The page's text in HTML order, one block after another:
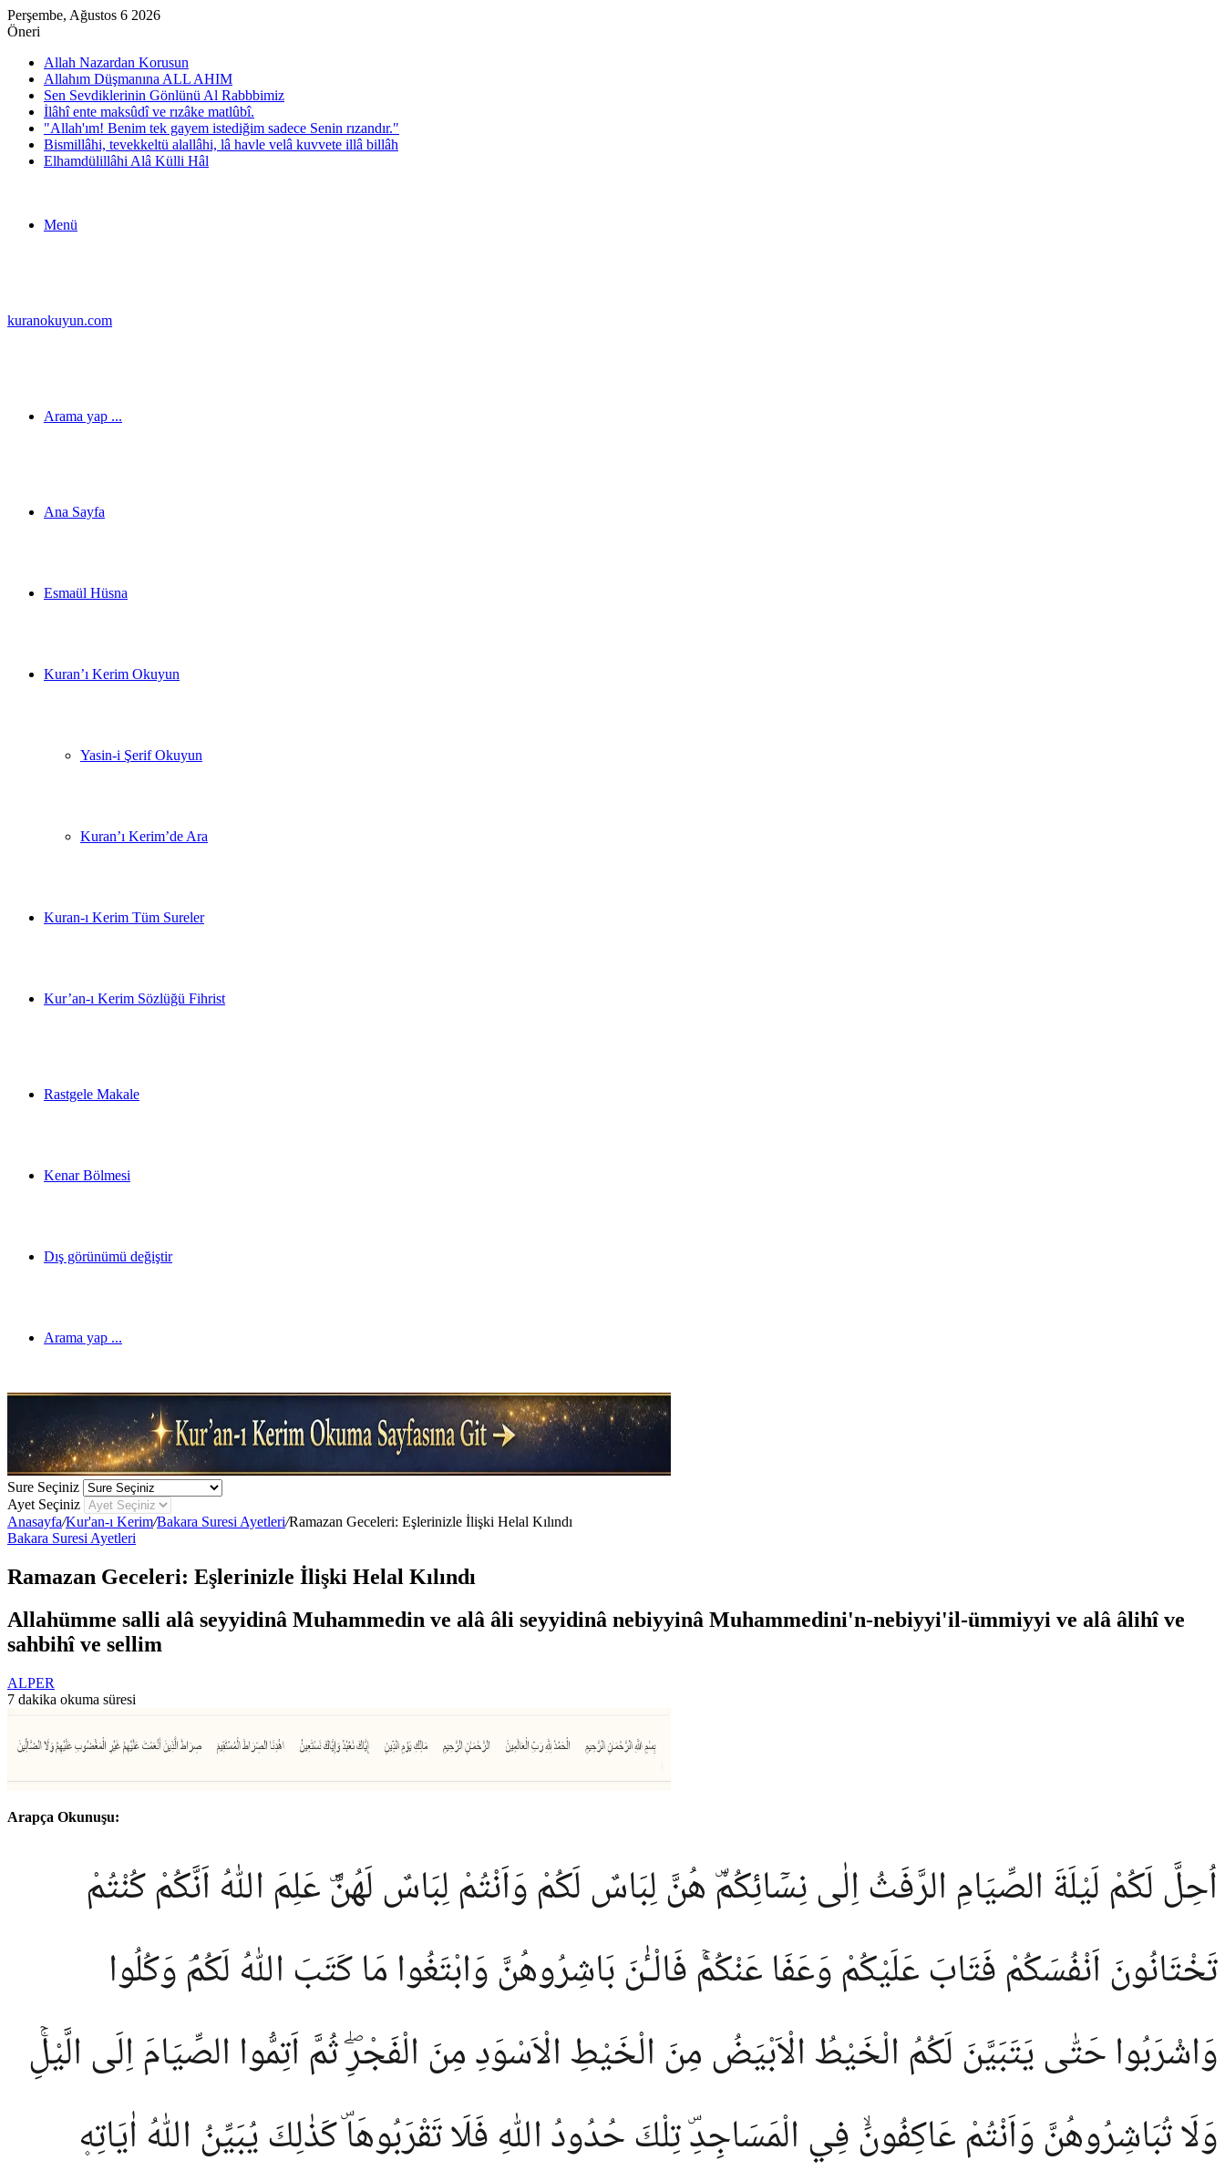
Perşembe, Ağustos 6 2026
Öneri
Allah Nazardan Korusun
Allahım Düşmanına ALL AHIM
Sen Sevdiklerinin Gönlünü Al Rabbbimiz
İlâhî ente maksûdî ve rızâke matlûbî.
"Allah'ım! Benim tek gayem istediğim sadece Senin rızandır."
Bismillâhi, tevekkeltü alallâhi, lâ havle velâ kuvvete illâ billâh
Elhamdülillâhi Alâ Külli Hâl
Menü
kuranokuyun.com
Arama yap ...
Ana Sayfa
Esmaül Hüsna
Kuran’ı Kerim Okuyun
Yasin-i Şerif Okuyun
Kuran’ı Kerim’de Ara
Kuran-ı Kerim Tüm Sureler
Kur’an-ı Kerim Sözlüğü Fihrist
Rastgele Makale
Kenar Bölmesi
Dış görünümü değiştir
Arama yap ...
Sure Seçiniz
Ayet Seçiniz
Anasayfa/Kur'an-ı Kerim/Bakara Suresi Ayetleri/Ramazan Geceleri: Eşlerinizle İlişki Helal Kılındı
Bakara Suresi Ayetleri
Ramazan Geceleri: Eşlerinizle İlişki Helal Kılındı
Allahümme salli alâ seyyidinâ Muhammedin ve alâ âli seyyidinâ nebiyyinâ Muhammedini'n-nebiyyi'il-ümmiyyi ve alâ âlihî ve
sahbihî ve sellim
ALPER
7 dakika okuma süresi
Arapça Okunuşu:
اُحِلَّ لَكُمْ لَيْلَةَ الصِّيَامِ الرَّفَثُ اِلٰى نِسَٓائِكُمْۜ هُنَّ لِبَاسٌ لَكُمْ وَاَنْتُمْ لِبَاسٌ لَهُنَّۜ عَلِمَ اللّٰهُ اَنَّكُمْ كُنْتُمْ
تَخْتَانُونَ اَنْفُسَكُمْ فَتَابَ عَلَيْكُمْ وَعَفَا عَنْكُمْۚ فَالْـٰٔنَ بَاشِرُوهُنَّ وَابْتَغُوا مَا كَتَبَ اللّٰهُ لَكُمْۘ وَكُلُوا
وَاشْرَبُوا حَتّٰى يَتَبَيَّنَ لَكُمُ الْخَيْطُ الْاَبْيَضُ مِنَ الْخَيْطِ الْاَسْوَدِ مِنَ الْفَجْرِۖ ثُمَّ اَتِمُّوا الصِّيَامَ اِلَى الَّيْلِۚ
وَلَا تُبَاشِرُوهُنَّ وَاَنْتُمْ عَاكِفُونَۙ فِي الْمَسَاجِدِۜ تِلْكَ حُدُودُ اللّٰهِ فَلَا تَقْرَبُوهَاۜ كَذٰلِكَ يُبَيِّنُ اللّٰهُ اٰيَاتِه۪